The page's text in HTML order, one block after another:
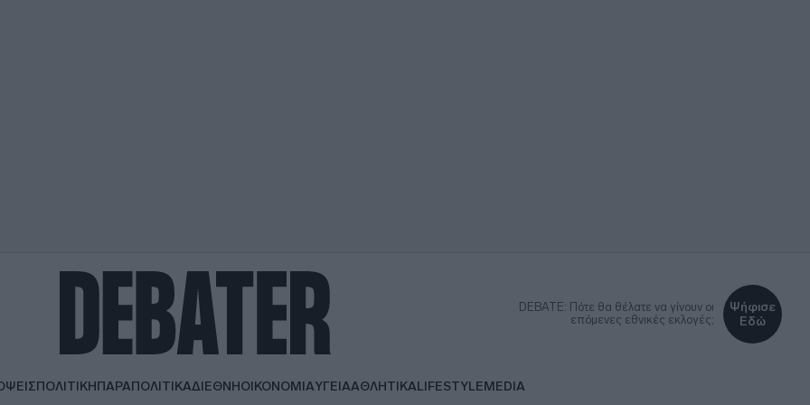
DEBATE: Πότε θα θέλατε να γίνουν οι
επόμενες εθνικές εκλογές;
Ψήφισε
Εδώ
ΠΟΛΙΤΙΚΗΠΑΡΑΠΟΛΙΤΙΚΑΔΙΕΘΝΗΟΙΚΟΝΟΜΙΑΥΓΕΙΑΑΘΛΗΤΙΚΑLIFESTYLEMEDIA